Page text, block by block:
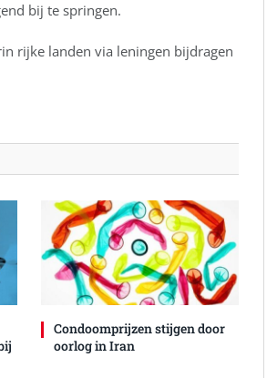
bij te springen.
rijke landen via leningen bijdragen
Condoomprijzen stijgen door
oorlog in Iran